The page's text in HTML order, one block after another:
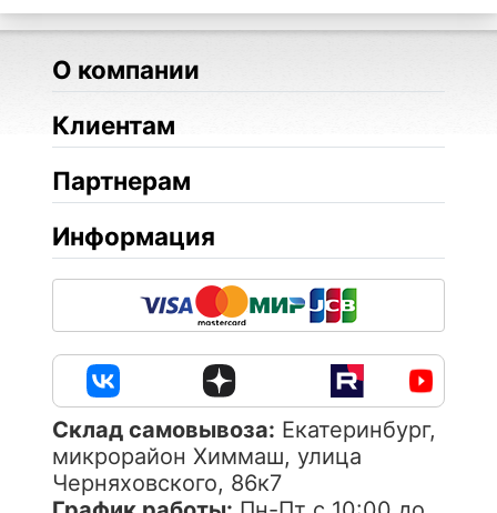
О компании
Клиентам
Партнерам
Информация
Cклад самовывоза: Екатеринбург,
микрорайон Химмаш, улица
Черняховского, 86к7